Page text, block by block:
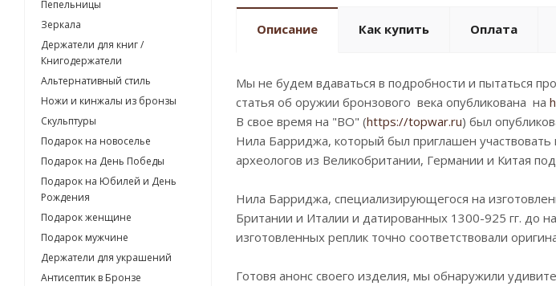
Описание Как купить Оплата
Мы не будем вдаваться в подробности и пытаться
статья об оружии бронзового века опубликована на
В свое время на "ВО" (https://topwar.ru) был
Нила Барриджа, который был приглашен
археологов из Великобритании, Германии и Китая
Нила Барриджа, специализирующегося на
Британии и Италии и датированных 1300-925 гг. до
изготовленных реплик точно соответствовали
Готовя анонс своего изделия, мы обнаружили
Пепельницы
Зеркала
Держатели для книг /
Книгодержатели
Альтернативный стиль
Ножи и кинжалы из бронзы
Скульптуры
Подарок на новоселье
Подарок на День Победы
Подарок на Юбилей и День
Рождения
Подарок женщине
Подарок мужчине
Держатели для украшений
Антисептик в Бронзе